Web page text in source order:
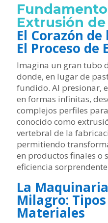
Extrusión
El Corazón
El Proceso de
Imagina un gran tubo
donde, en lugar de
fundido. Al presionar,
en formas infinitas,
complejos perfiles
conocido como
vertebral de la
permitiendo
en productos finales o
eficiencia
La
Milagro:
Materiales